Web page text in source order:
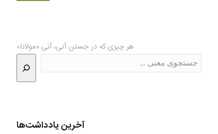
هر چیزی که در جستن آنی، آنی «مولانا»
آخرین یادداشت‌ها